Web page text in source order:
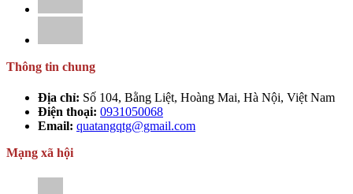
Thông tin chung
Địa chỉ: Số 104, Bằng Liệt, Hoàng Mai, Hà Nội, Việt Nam
Điện thoại: 0931050068
Email: quatangqtg@gmail.com
Mạng xã hội